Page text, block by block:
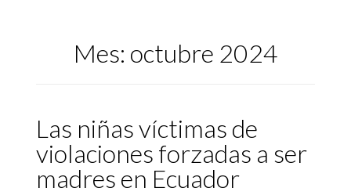
Mes: octubre 2024
Las niñas víctimas de
violaciones forzadas a ser
madres en Ecuador